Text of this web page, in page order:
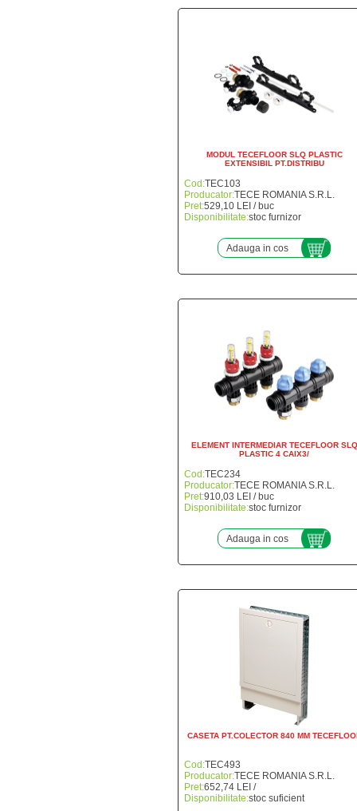
MODUL TECEFLOOR SLQ PLASTIC
EXTENSIBIL PT.DISTRIBU
Cod:TEC103
Producator:TECE ROMANIA S.R.L.
Pret:529,10 LEI / buc
Disponibilitate:stoc furnizor
Adauga in cos
ELEMENT INTERMEDIAR TECEFLOOR SLQ
PLASTIC 4 CAIX3/
Cod:TEC234
Producator:TECE ROMANIA S.R.L.
Pret:910,03 LEI / buc
Disponibilitate:stoc furnizor
Adauga in cos
CASETA PT.COLECTOR 840 MM
Cod:TEC493
Producator:TECE ROMANIA S.R.L.
Pret:652,74 LEI /
Disponibilitate:stoc suficient